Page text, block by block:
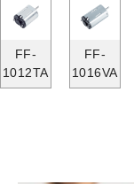
FF-
1012TA
FF-
1016VA